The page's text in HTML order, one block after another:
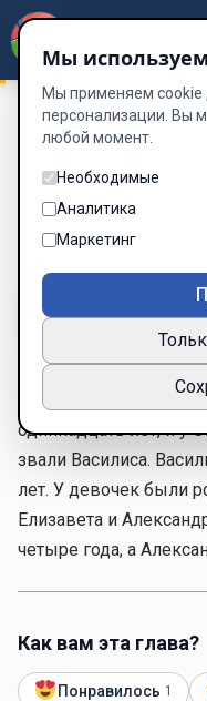
Приключение Василисы
Знакомство с
Знакомство
Глава 1 из 5
A-
Жила была девочка и
одиннадцать лет, и у
звали Василиса.
лет. У девочек были
Елизавета и
четыре года, а
Как вам эта глава?
Понравилось 1
Мы
Мы применяем cookie
персонализации. Вы
любой момент.
Необходимые
Аналитика
Маркетинг